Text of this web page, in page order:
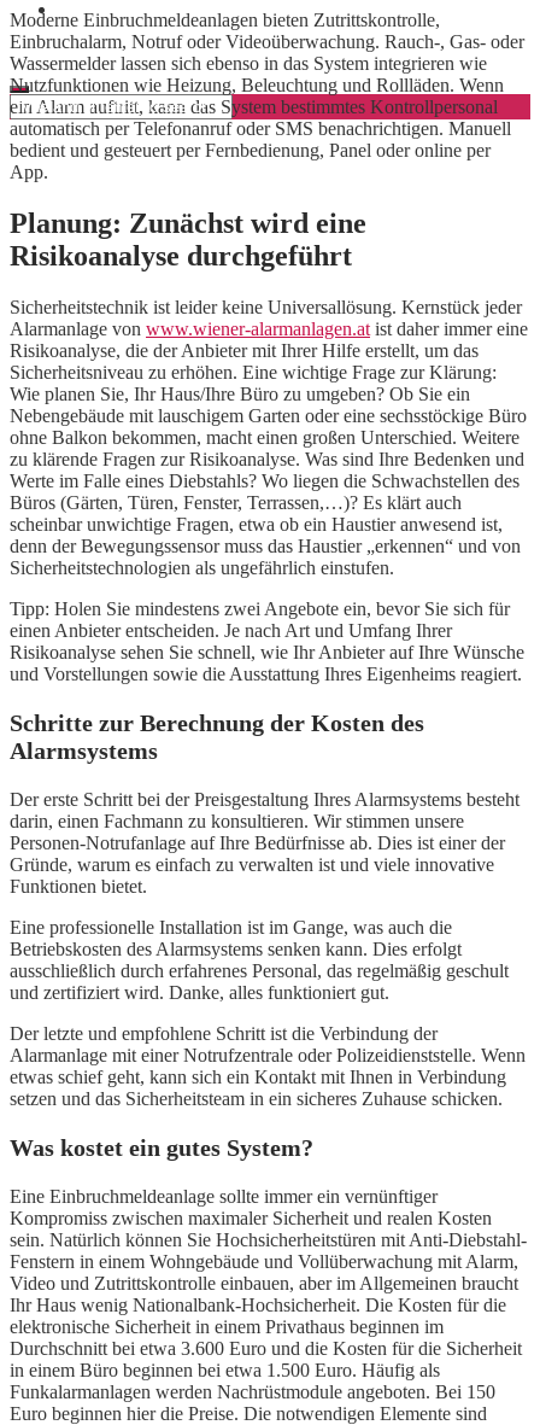
Geschäftskonto eröffnen
Moderne Einbruchmeldeanlagen bieten Zutrittskontrolle,
Einbruchalarm, Notruf oder Videoüberwachung. Rauch-, Gas- oder
Wassermelder lassen sich ebenso in das System integrieren wie
Nutzfunktionen wie Heizung, Beleuchtung und Rollläden. Wenn
ein Alarm auftritt, kann das System bestimmtes Kontrollpersonal
automatisch per Telefonanruf oder SMS benachrichtigen. Manuell
bedient und gesteuert per Fernbedienung, Panel oder online per
App.
Planung: Zunächst wird eine
Risikoanalyse durchgeführt
Sicherheitstechnik ist leider keine Universallösung. Kernstück jeder
Alarmanlage von www.wiener-alarmanlagen.at ist daher immer eine
Risikoanalyse, die der Anbieter mit Ihrer Hilfe erstellt, um das
Sicherheitsniveau zu erhöhen. Eine wichtige Frage zur Klärung:
Wie planen Sie, Ihr Haus/Ihre Büro zu umgeben? Ob Sie ein
Nebengebäude mit lauschigem Garten oder eine sechsstöckige Büro
ohne Balkon bekommen, macht einen großen Unterschied. Weitere
zu klärende Fragen zur Risikoanalyse. Was sind Ihre Bedenken und
Werte im Falle eines Diebstahls? Wo liegen die Schwachstellen des
Büros (Gärten, Türen, Fenster, Terrassen,…)? Es klärt auch
scheinbar unwichtige Fragen, etwa ob ein Haustier anwesend ist,
denn der Bewegungssensor muss das Haustier „erkennen“ und von
Sicherheitstechnologien als ungefährlich einstufen.
Tipp: Holen Sie mindestens zwei Angebote ein, bevor Sie sich für
einen Anbieter entscheiden. Je nach Art und Umfang Ihrer
Risikoanalyse sehen Sie schnell, wie Ihr Anbieter auf Ihre Wünsche
und Vorstellungen sowie die Ausstattung Ihres Eigenheims reagiert.
Schritte zur Berechnung der Kosten des
Alarmsystems
Der erste Schritt bei der Preisgestaltung Ihres Alarmsystems besteht
darin, einen Fachmann zu konsultieren. Wir stimmen unsere
Personen-Notrufanlage auf Ihre Bedürfnisse ab. Dies ist einer der
Gründe, warum es einfach zu verwalten ist und viele innovative
Funktionen bietet.
Eine professionelle Installation ist im Gange, was auch die
Betriebskosten des Alarmsystems senken kann. Dies erfolgt
ausschließlich durch erfahrenes Personal, das regelmäßig geschult
und zertifiziert wird. Danke, alles funktioniert gut.
Der letzte und empfohlene Schritt ist die Verbindung der
Alarmanlage mit einer Notrufzentrale oder Polizeidienststelle. Wenn
etwas schief geht, kann sich ein Kontakt mit Ihnen in Verbindung
setzen und das Sicherheitsteam in ein sicheres Zuhause schicken.
Was kostet ein gutes System?
Eine Einbruchmeldeanlage sollte immer ein vernünftiger
Kompromiss zwischen maximaler Sicherheit und realen Kosten
sein. Natürlich können Sie Hochsicherheitstüren mit Anti-Diebstahl-
Fenstern in einem Wohngebäude und Vollüberwachung mit Alarm,
Video und Zutrittskontrolle einbauen, aber im Allgemeinen braucht
Ihr Haus wenig Nationalbank-Hochsicherheit. Die Kosten für die
elektronische Sicherheit in einem Privathaus beginnen im
Durchschnitt bei etwa 3.600 Euro und die Kosten für die Sicherheit
in einem Büro beginnen bei etwa 1.500 Euro. Häufig als
Funkalarmanlagen werden Nachrüstmodule angeboten. Bei 150
Euro beginnen hier die Preise. Die notwendigen Elemente sind